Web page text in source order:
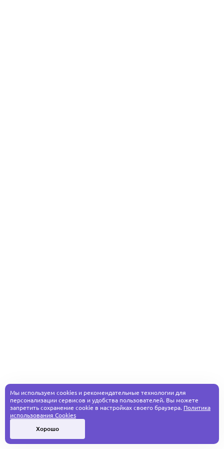
Мы используем cookies и рекомендательные технологии для
персонализации сервисов и удобства пользователей. Вы можете
запретить сохранение cookie в настройках своего браузера. Политика
использования Cookies
Хорошо